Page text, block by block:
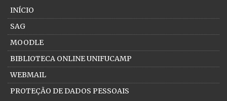
INÍCIO
SAG
MOODLE
BIBLIOTECA ONLINE UNIFUCAMP
WEBMAIL
PROTEÇÃO DE DADOS PESSOAIS